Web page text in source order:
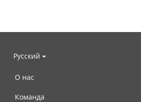
Русский
О нас
Команда